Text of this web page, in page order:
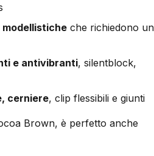
modellistiche che richiedono un
e antivibranti, silentblock,
cerniere, clip flessibili e giunti
Brown, è perfetto anche